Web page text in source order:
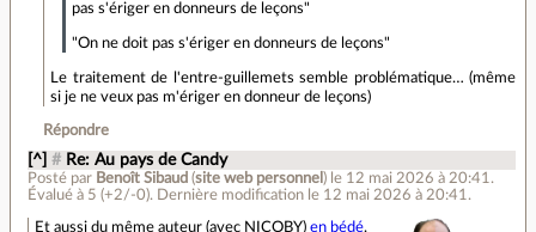
pas s'ériger en donneurs de leçons"
"On ne doit pas s'ériger en donneurs de leçons"
Le traitement de l'entre-guillemets semble problématique… (même
si je ne veux pas m'ériger en donneur de leçons)
Répondre
[^] # Re: Au pays de Candy
Posté par Benoît Sibaud (site web personnel ) le 12 mai 2026 à 20:41 .
Évalué à 5 (+2/-0). Dernière modification le 12 mai 2026 à 20:41.
Et aussi du même auteur (avec NICOBY)en bédé.